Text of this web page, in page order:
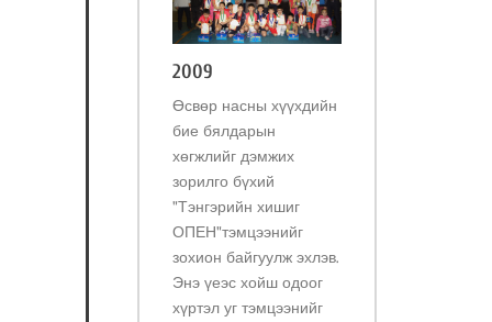
2009
Өсвөр насны хүүхдийн
бие бялдарын
хөгжлийг дэмжих
зорилго бүхий
"Тэнгэрийн хишиг
ОПЕН"тэмцээнийг
зохион байгуулж эхлэв.
Энэ үеэс хойш одоог
хүртэл уг тэмцээнийг